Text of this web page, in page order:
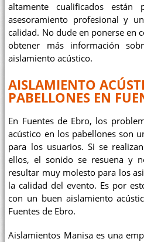
altamente cualificados están
asesoramiento profesional y
calidad. No dude en ponerse en
obtener más información
aislamiento acústico.
AISLAMIENTO
PABELLONES EN
En Fuentes de Ebro, los
acústico en los pabellones son
para los usuarios. Si se
ellos, el sonido se resuena y
resultar muy molesto para los
la calidad del evento. Es por
con un buen aislamiento
Fuentes de Ebro.
Aislamientos Manisa es una